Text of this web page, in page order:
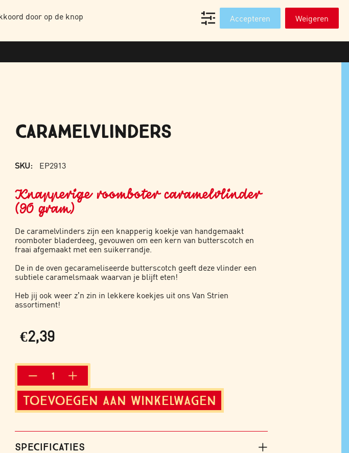
CARAMELVLINDERS
SKU: EP2913
Knapperige roomboter caramelvlinder
(90 gram)
De caramelvlinders zijn een knapperig koekje van handgemaakt
roomboter bladerdeeg, gevouwen om een kern van butterscotch en
fraai afgemaakt met een suikerrandje.
De in de oven gecarameliseerde butterscotch geeft deze vlinder een
subtiele caramelsmaak waarvan je blijft eten!
Heb jij ook weer z’n zin in lekkere koekjes uit ons Van Strien
assortiment!
€2,39
CARAMELVLINDERS
aantal
TOEVOEGEN AAN WINKELWAGEN
SPECIFICATIES
door op de knop
Accepteren Weigeren